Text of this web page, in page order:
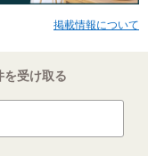
掲載情報について
を受け取る